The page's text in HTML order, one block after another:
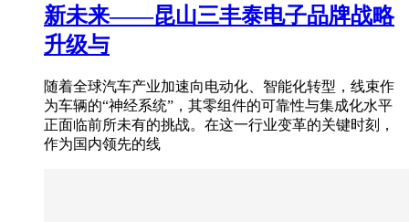
新未来——昆山三丰泰电子品牌战略
升级与
随着全球汽车产业加速向电动化、智能化转型，线束作
为车辆的“神经系统”，其零组件的可靠性与集成化水平
正面临前所未有的挑战。在这一行业变革的关键时刻，
作为国内领先的线